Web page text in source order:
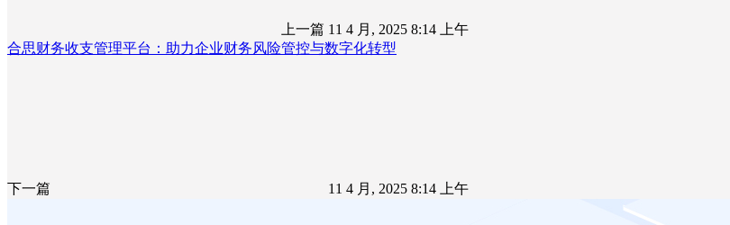
上一篇 11 4 月, 2025 8:14 上午
合思财务收支管理平台：助力企业财务风险管控与数字化转型
下一篇 11 4 月, 2025 8:14 上午